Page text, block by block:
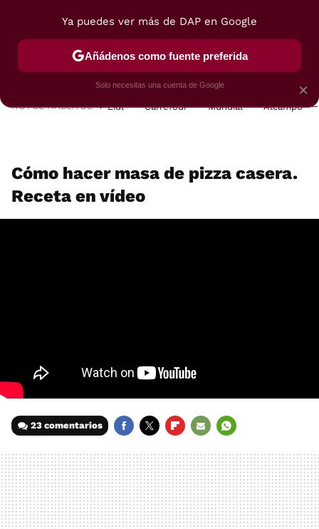
POSTRES VIAJES SELECCIÓN VEGUI
HOY SE HABLA DE Lidl Carrefour Mundial Alcampo
Cómo hacer masa de pizza casera.
Receta en vídeo
23 comentarios
MAIL
×
Ya puedes ver más de DAP en Google
Añádenos como fuente preferida
Solo necesitas una cuenta de Google